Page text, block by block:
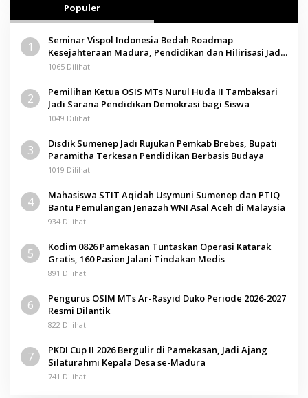
Populer
1
Seminar Vispol Indonesia Bedah Roadmap
Kesejahteraan Madura, Pendidikan dan Hilirisasi Jadi
Kunci
1065 Dilihat
2
Pemilihan Ketua OSIS MTs Nurul Huda II Tambaksari
Jadi Sarana Pendidikan Demokrasi bagi Siswa
1049 Dilihat
3
Disdik Sumenep Jadi Rujukan Pemkab Brebes, Bupati
Paramitha Terkesan Pendidikan Berbasis Budaya
1019 Dilihat
4
Mahasiswa STIT Aqidah Usymuni Sumenep dan PTIQ
Bantu Pemulangan Jenazah WNI Asal Aceh di Malaysia
934 Dilihat
5
Kodim 0826 Pamekasan Tuntaskan Operasi Katarak
Gratis, 160 Pasien Jalani Tindakan Medis
891 Dilihat
6
Pengurus OSIM MTs Ar-Rasyid Duko Periode 2026-2027
Resmi Dilantik
822 Dilihat
7
PKDI Cup II 2026 Bergulir di Pamekasan, Jadi Ajang
Silaturahmi Kepala Desa se-Madura
741 Dilihat